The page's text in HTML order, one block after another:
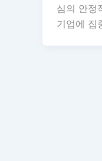
심의 안정
기업에 집